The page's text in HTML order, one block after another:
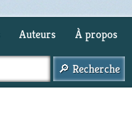
Auteurs À propos